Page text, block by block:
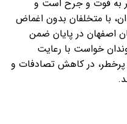
به فوت و جرح است و
با متخلفان بدون اغماض
اصفهان در پایان ضمن
خواست با رعایت
پرخطر، در کاهش تصادفات و